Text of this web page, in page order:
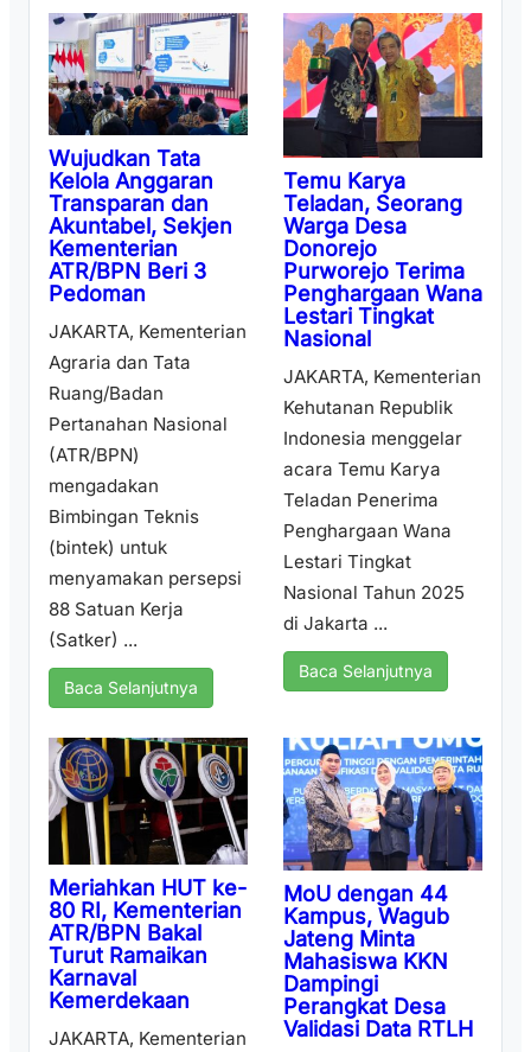
Wujudkan Tata
Kelola Anggaran
Transparan dan
Akuntabel, Sekjen
Kementerian
ATR/BPN Beri 3
Pedoman
JAKARTA, Kementerian
Agraria dan Tata
Ruang/Badan
Pertanahan Nasional
(ATR/BPN)
mengadakan
Bimbingan Teknis
(bintek) untuk
menyamakan persepsi
88 Satuan Kerja
(Satker) ...
Baca Selanjutnya
Temu Karya
Teladan, Seorang
Warga Desa
Donorejo
Purworejo Terima
Penghargaan Wana
Lestari Tingkat
Nasional
JAKARTA, Kementerian
Kehutanan Republik
Indonesia menggelar
acara Temu Karya
Teladan Penerima
Penghargaan Wana
Lestari Tingkat
Nasional Tahun 2025
di Jakarta ...
Baca Selanjutnya
Meriahkan HUT ke-
80 RI, Kementerian
ATR/BPN Bakal
Turut Ramaikan
Karnaval
Kemerdekaan
JAKARTA, Kementerian
MoU dengan 44
Kampus, Wagub
Jateng Minta
Mahasiswa KKN
Dampingi
Perangkat Desa
Validasi Data RTLH